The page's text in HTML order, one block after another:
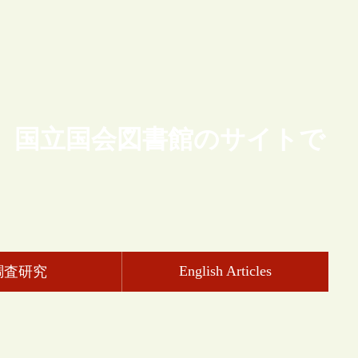
国立国会図書館のサイトで
査研究 English Articles